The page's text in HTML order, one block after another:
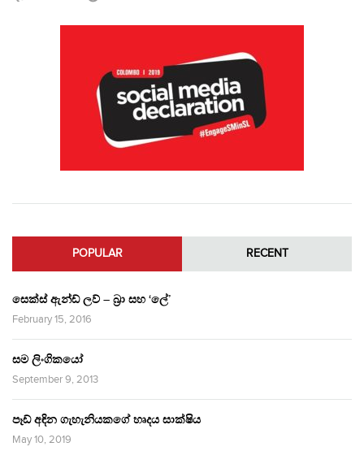
POPULAR RECENT
සෙක්ස් ඇන්ඩ් ලව් – බ්‍රා සහ ‘ලේ’
February 15, 2016
සම ලිංගිකයෝ
September 9, 2013
පෑඩ් අඳින ගැහැනියකගේ හෘදය සාක්ෂිය
May 10, 2019